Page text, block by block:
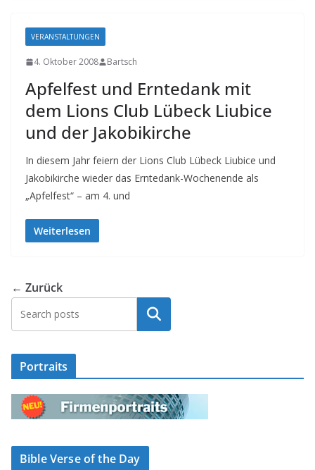
VERANSTALTUNGEN
4. Oktober 2008 Bartsch
Apfelfest und Erntedank mit
dem Lions Club Lübeck Liubice
und der Jakobikirche
In diesem Jahr feiern der Lions Club Lübeck Liubice und
Jakobikirche wieder das Erntedank-Wochenende als
„Apfelfest“ – am 4. und
Weiterlesen
← Zurück
Suchen
Portraits
Bible Verse of the Day